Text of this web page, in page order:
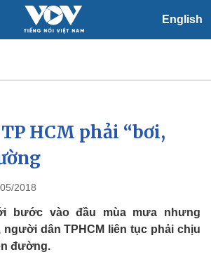
English
Xã hội
Việc làm
Biển đảo
HCM phải “bơi,
2018
bước vào đầu mùa mưa nhưng
dân TPHCM liên tục phải chịu
đường.